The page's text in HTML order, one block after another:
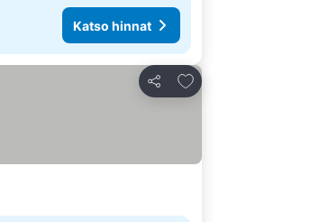
Katso hinnat
Jaa
Lisää suosikkeihin